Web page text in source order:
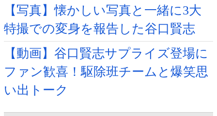
【写真】懐かしい写真と一緒に3大
特撮での変身を報告した谷口賢志
【動画】谷口賢志サプライズ登場に
ファン歓喜！駆除班チームと爆笑思
い出トーク